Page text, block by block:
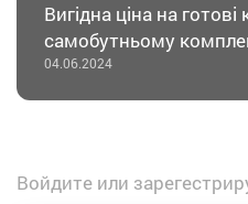
Вигідна ціна на
самобутньому
04.06.2024
Войдите или